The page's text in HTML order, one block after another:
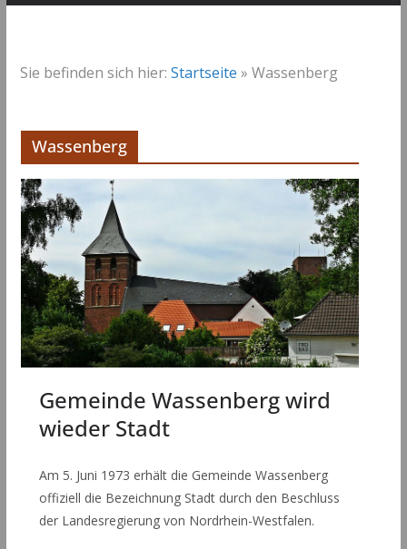
Sie befinden sich hier: Startseite » Wassenberg
Wassenberg
Gemeinde Wassenberg wird
wieder Stadt
Am 5. Juni 1973 erhält die Gemeinde Wassenberg
offiziell die Bezeichnung Stadt durch den Beschluss
der Landesregierung von Nordrhein-Westfalen.